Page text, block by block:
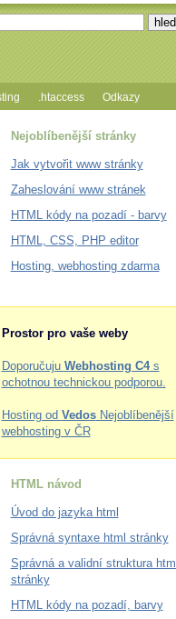
.htaccess Odkazy
Nejoblíbenější stránky
Jak vytvořit www stránky
Zaheslování www stránek
HTML kódy na pozadí - barvy
HTML, CSS, PHP editor
Hosting, webhosting zdarma
Prostor pro vaše weby
Doporučuju Webhosting C4s
ochotnou technickou podporou.
Hosting od VedosNejoblíbenější
webhosting v ČR
HTML návod
Úvod do jazyka html
Správná syntaxe html stránky
Správná a validní struktura html
stránky
HTML kódy na pozadí, barvy